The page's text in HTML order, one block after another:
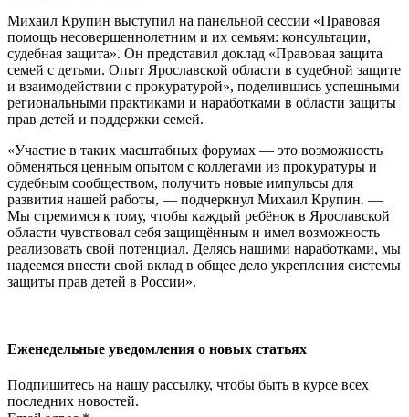
Михаил Крупин выступил на панельной сессии «Правовая
помощь несовершеннолетним и их семьям: консультации,
судебная защита». Он представил доклад «Правовая защита
семей с детьми. Опыт Ярославской области в судебной защите
и взаимодействии с прокуратурой», поделившись успешными
региональными практиками и наработками в области защиты
прав детей и поддержки семей.
«Участие в таких масштабных форумах — это возможность
обменяться ценным опытом с коллегами из прокуратуры и
судебным сообществом, получить новые импульсы для
развития нашей работы, — подчеркнул Михаил Крупин. —
Мы стремимся к тому, чтобы каждый ребёнок в Ярославской
области чувствовал себя защищённым и имел возможность
реализовать свой потенциал. Делясь нашими наработками, мы
надеемся внести свой вклад в общее дело укрепления системы
защиты прав детей в России».
Еженедельные уведомления о новых статьях
Подпишитесь на нашу рассылку, чтобы быть в курсе всех
последних новостей.